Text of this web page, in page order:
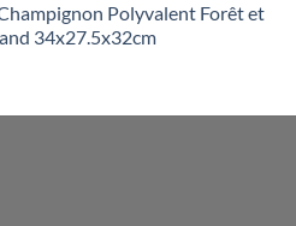
Polyvalent Forêt et
34x27.5x32cm